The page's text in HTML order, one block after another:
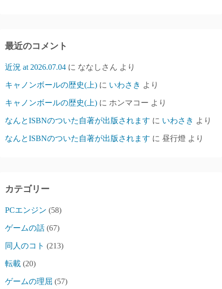
最近のコメント
近況 at 2026.07.04 に ななしさん より
キャノンボールの歴史(上) に いわさき より
キャノンボールの歴史(上) に ホンマコー より
なんとISBNのついた自著が出版されます に いわさき より
なんとISBNのついた自著が出版されます に 昼行燈 より
カテゴリー
PCエンジン (58)
ゲームの話 (67)
同人のコト (213)
転載 (20)
ゲームの理屈 (57)